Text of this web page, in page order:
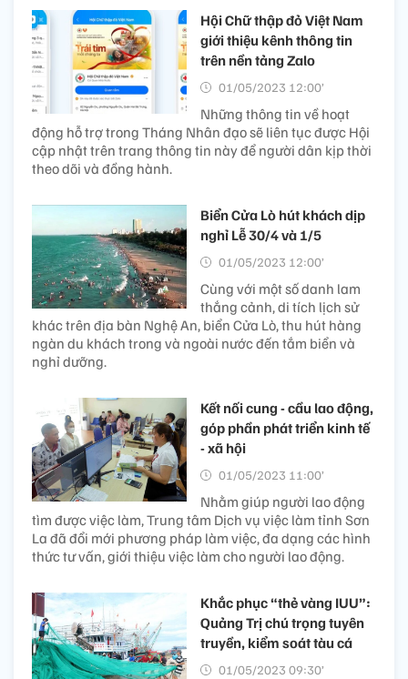
Hội Chữ thập đỏ Việt Nam
giới thiệu kênh thông tin
trên nền tảng Zalo
01/05/2023 12:00’
Những thông tin về hoạt
động hỗ trợ trong Tháng Nhân đạo sẽ liên tục được Hội
cập nhật trên trang thông tin này để người dân kịp thời
theo dõi và đồng hành.
Biển Cửa Lò hút khách dịp
nghỉ Lễ 30/4 và 1/5
01/05/2023 12:00’
Cùng với một số danh lam
thắng cảnh, di tích lịch sử
khác trên địa bàn Nghệ An, biển Cửa Lò, thu hút hàng
ngàn du khách trong và ngoài nước đến tắm biển và
nghỉ dưỡng.
Kết nối cung - cầu lao động,
góp phần phát triển kinh tế
- xã hội
01/05/2023 11:00’
Nhằm giúp người lao động
tìm được việc làm, Trung tâm Dịch vụ việc làm tỉnh Sơn
La đã đổi mới phương pháp làm việc, đa dạng các hình
thức tư vấn, giới thiệu việc làm cho người lao động.
Khắc phục “thẻ vàng IUU”:
Quảng Trị chú trọng tuyên
truyền, kiểm soát tàu cá
01/05/2023 09:30’